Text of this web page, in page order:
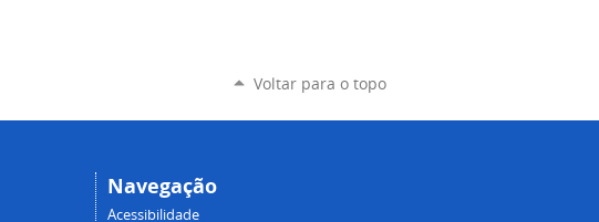
Voltar para o topo
Navegação
Acessibilidade